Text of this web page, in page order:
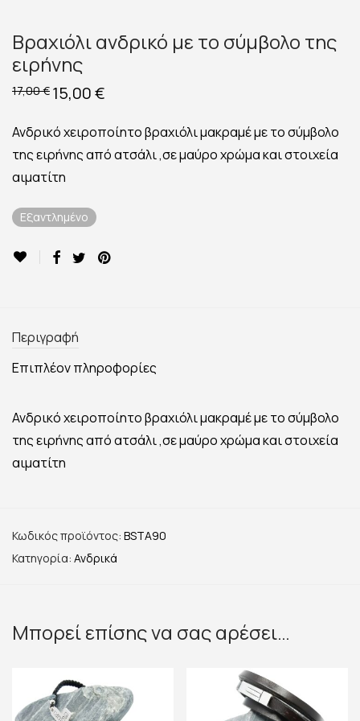
Βραχιόλι ανδρικό με το σύμβολο της
ειρήνης
17,00€ Original
price
17,00 €.
15,00€
είναι:
15,00 €.
Ανδρικό χειροποίητο βραχιόλι μακραμέ με το σύμβολο
της ειρήνης από ατσάλι ,σε μαύρο χρώμα και στοιχεία
αιματίτη
Εξαντλημένο
Περιγραφή
Επιπλέον πληροφορίες
Ανδρικό χειροποίητο βραχιόλι μακραμέ με το σύμβολο
της ειρήνης από ατσάλι ,σε μαύρο χρώμα και στοιχεία
αιματίτη
Κωδικός προϊόντος: BSTA90
Κατηγορία: Ανδρικά
Μπορεί επίσης να σας αρέσει…